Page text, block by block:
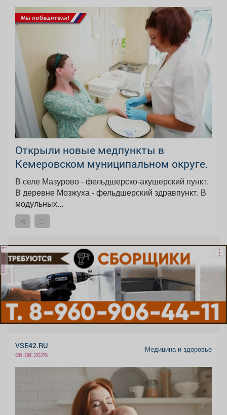
Открыли новые медпункты в
Кемеровском муниципальном округе.
В селе Мазурово - фельдшерско-акушерский пункт.
В деревне Мозжуха - фельдшерский здравпункт. В
модульных...
реклама
VSE42.RU
06.08.2026
Медицина и здоровье